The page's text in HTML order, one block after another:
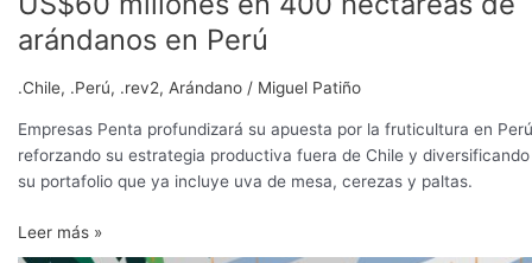
arándanos en Perú
.Chile, .Perú, .rev2, Arándano / Miguel Patiño
Empresas Penta profundizará su apuesta por la fruticultura en
reforzando su estrategia productiva fuera de Chile y diversificando
su portafolio que ya incluye uva de mesa, cerezas y paltas.
Leer más »